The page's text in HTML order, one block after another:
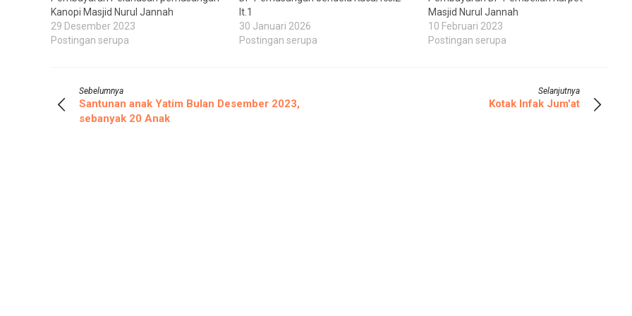
Kanopi Masjid Nurul Jannah
29 Desember 2023
Postingan serupa
lt.1
30 Januari 2026
Postingan serupa
Masjid Nurul Jannah
10 Februari 2023
Postingan serupa
Sebelumnya
Santunan anak Yatim Bulan Desember 2023,
sebanyak 20 Anak
Selanjutnya
Kotak Infak Jum'at